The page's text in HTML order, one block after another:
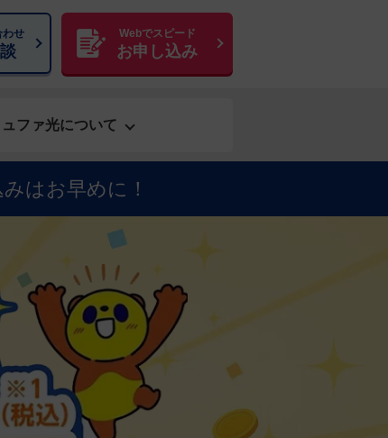
わせ Webでスピード
お申し込み
ュファ光について
はお早めに！